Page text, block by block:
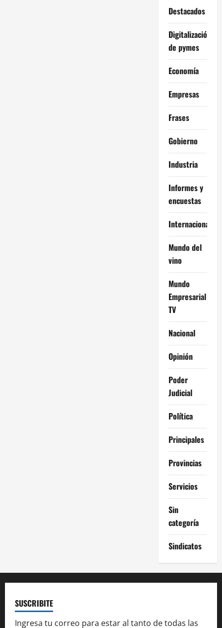
Destacados
Digitalización
de pymes
Economía
Empresas
Frases
Gobierno
Industria
Informes y
encuestas
Internacional
Mundo del
vino
Mundo
Empresarial
TV
Nacional
Opinión
Poder
Judicial
Política
Principales
Provincias
Servicios
Sin
categoría
Sindicatos
SUSCRIBITE
Ingresa tu correo para estar al tanto de todas las